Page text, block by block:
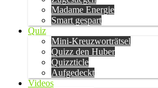
Madame Energie
Smart gespart
Quiz
Mini-Kreuzworträtsel
Quizz den Huber
Quizzticle
Aufgedeckt
Videos